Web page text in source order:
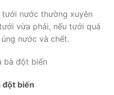
tưới nước thường xuyên
vừa phải, nếu tưới quá
nước và chết.
bà đột biến
đột biến